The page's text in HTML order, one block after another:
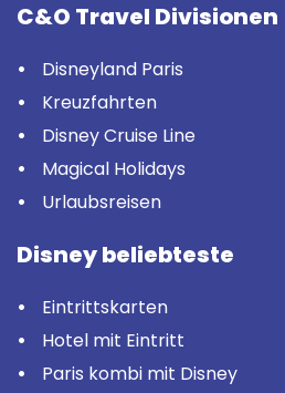
C&O Travel Divisionen
Disneyland Paris
Kreuzfahrten
Disney Cruise Line
Magical Holidays
Urlaubsreisen
Disney beliebteste
Eintrittskarten
Hotel mit Eintritt
Paris kombi mit Disney